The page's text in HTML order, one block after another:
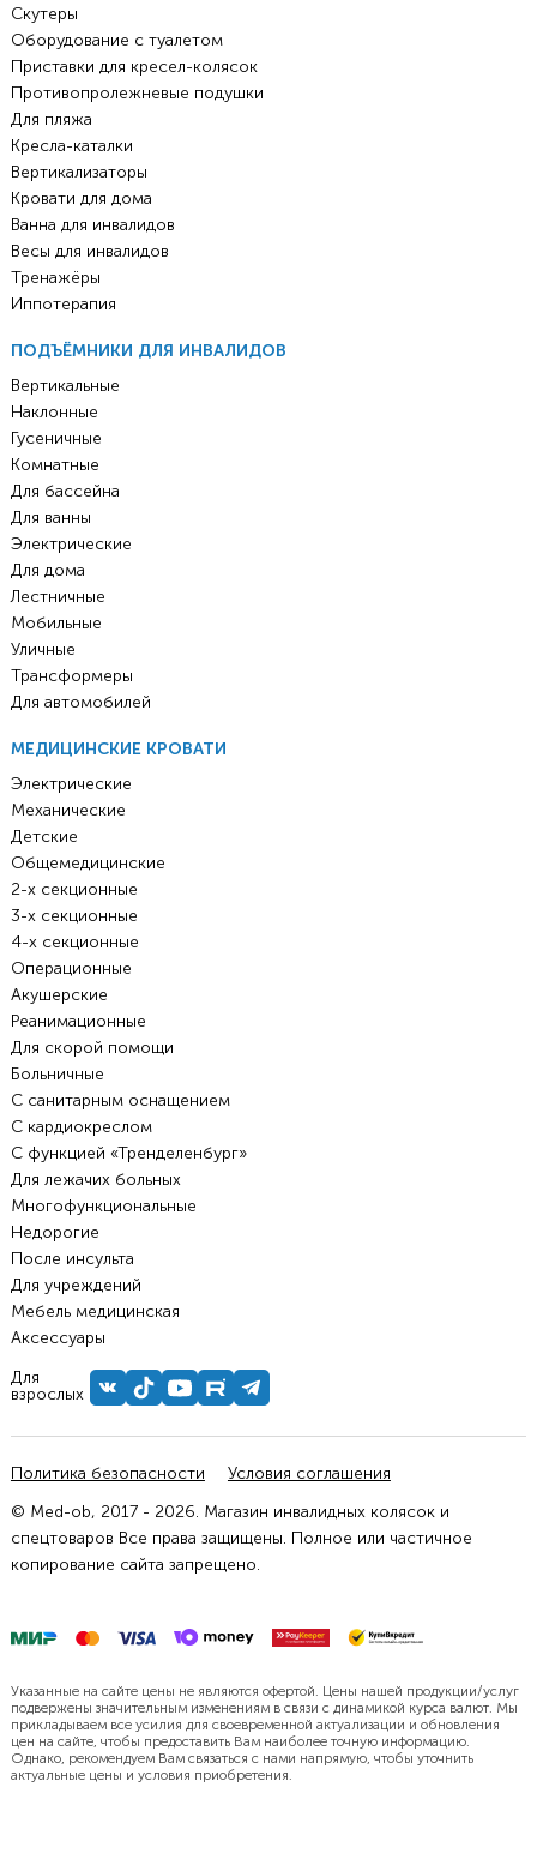
Скутеры
Оборудование с туалетом
Приставки для кресел-колясок
Противопролежневые подушки
Для пляжа
Кресла-каталки
Вертикализаторы
Кровати для дома
Ванна для инвалидов
Весы для инвалидов
Тренажёры
Иппотерапия
ПОДЪЁМНИКИ ДЛЯ ИНВАЛИДОВ
Вертикальные
Наклонные
Гусеничные
Комнатные
Для бассейна
Для ванны
Электрические
Для дома
Лестничные
Мобильные
Уличные
Трансформеры
Для автомобилей
МЕДИЦИНСКИЕ КРОВАТИ
Электрические
Механические
Детские
Общемедицинские
2-х секционные
3-х секционные
4-х секционные
Операционные
Акушерские
Реанимационные
Для скорой помощи
Больничные
С санитарным оснащением
С кардиокреслом
С функцией «Тренделенбург»
Для лежачих больных
Многофункциональные
Недорогие
После инсульта
Для учреждений
Мебель медицинская
Аксессуары
Для
взрослых
Политика безопасности
Условия соглашения
© Med-ob, 2017 - 2026. Магазин инвалидных колясок и
спецтоваров Все права защищены. Полное или частичное
копирование сайта запрещено.
Указанные на сайте цены не являются офертой. Цены нашей продукции/услуг
подвержены значительным изменениям в связи с динамикой курса валют. Мы
прикладываем все усилия для своевременной актуализации и обновления
цен на сайте, чтобы предоставить Вам наиболее точную информацию.
Однако, рекомендуем Вам связаться с нами напрямую, чтобы уточнить
актуальные цены и условия приобретения.